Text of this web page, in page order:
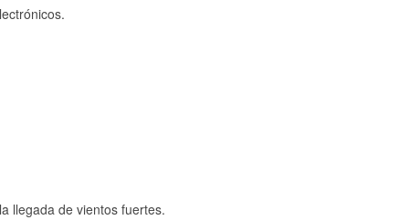
llegada de vientos fuertes.